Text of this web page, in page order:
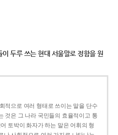
두루 쓰는 현대 서울말로 정함을 원
적으로 여러 형태로 쓰이는 말을 단수
것은 그 나라 국민들의 효율적이고 통
토박이 화자가 하는 말은 어휘의 형